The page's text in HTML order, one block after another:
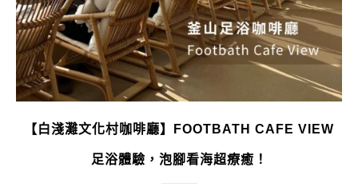
【白淺灘文化村咖啡廳】FOOTBATH CAFE VIEW
足浴體驗，泡腳看海超療癒！